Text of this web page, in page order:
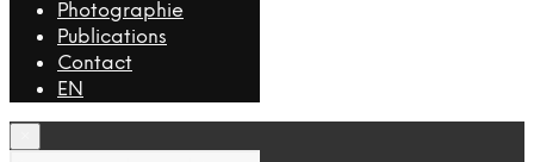
Photographie
Publications
Contact
EN